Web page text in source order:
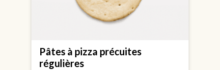
Pâtes à pizza précuites
régulières